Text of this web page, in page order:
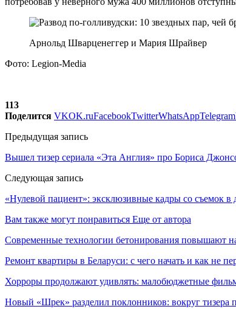
Арнольд Шварценеггер и Мария Шрайвер
Фото: Legion-Media
113
Поделится VKOK.ruFacebookTwitterWhatsAppTelegram
Предыдущая запись
Вышел тизер сериала «Эта Англия» про Бориса
Следующая запись
«Нулевой пациент»: эксклюзивные кадры со съемок в
Вам также могут понравиться Еще от автора
Современные технологии бетонирования повышают
Ремонт квартиры в Беларуси: с чего начать и как не
Хорроры продолжают удивлять: малобюджетные
Новый «Шрек» разделил поклонников: вокруг тизера